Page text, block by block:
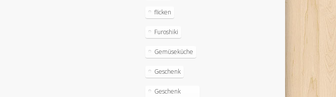
flicken
Furoshiki
Gemüseküche
Geschenk
Geschenk